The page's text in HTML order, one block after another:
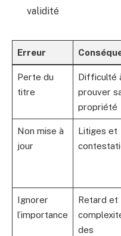
validité
Erreur
Perte du
titre
Difficulté
prouver
propriété
Non mise à
jour
Litiges et
Ignorer
l’importance
Retard et
des